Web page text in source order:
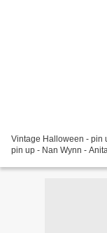
Vintage Halloween - pin
pin up - Nan Wynn -